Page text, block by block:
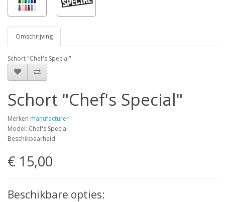
Omschrijving
Schort "Chef's Special"
Schort "Chef's Special"
Merken manufacturer
Model: Chef's Special
Beschikbaarheid:
€ 15,00
Beschikbare opties: